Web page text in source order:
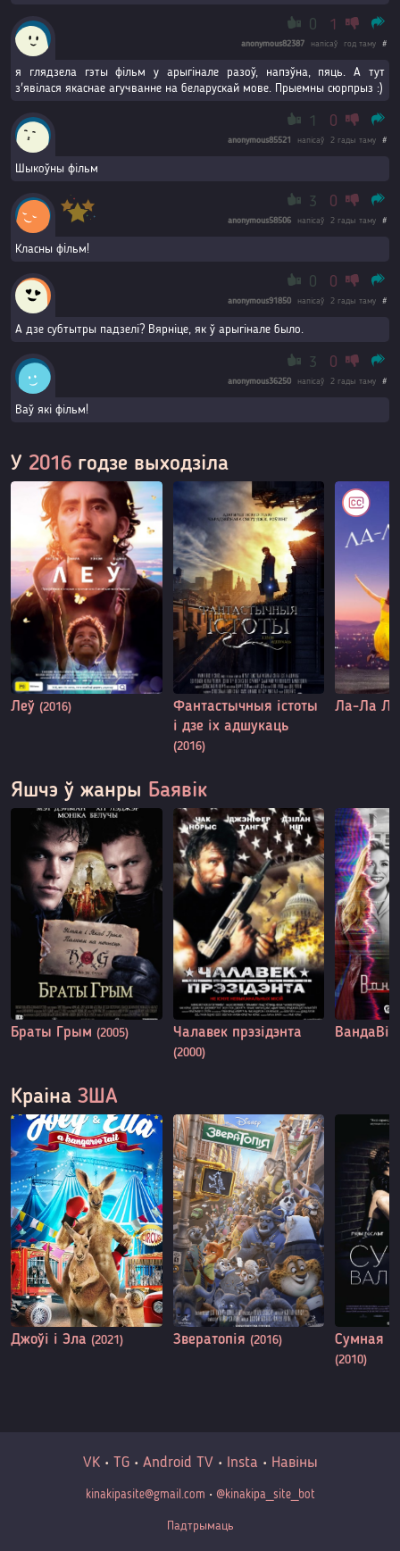
0 1
anonymous82387 напісаў год таму #
я глядзела гэты фільм у арыгінале разоў, напэўна, пяць. А тут
з'явілася якаснае агучванне на беларускай мове. Прыемны сюрпрыз :)
1 0
anonymous85521 напісаў 2 гады таму #
Шыкоўны фільм
3 0
anonymous58506 напісаў 2 гады таму #
Класны фiльм!
0 0
anonymous91850 напісаў 2 гады таму #
А дзе субтытры падзелі? Вярніце, як ў арыгінале было.
3 0
anonymous36250 напісаў 2 гады таму #
Ваў які фільм!
У 2016 годзе выходзіла
Леў (2016)
Фантастычныя істоты
і дзе іх адшукаць
(2016)
Ла-Ла
Яшчэ ў жанры Баявік
Браты Грым (2005) Чалавек прэзідэнта
(2000)
Краіна ЗША
Джоўі і Эла (2021) Звератопія (2016) Сумная
(2010)
VK• TG• Android TV• Insta • Навіны
kinakipasite@gmail.com • @kinakipa_site_bot
Падтрымаць